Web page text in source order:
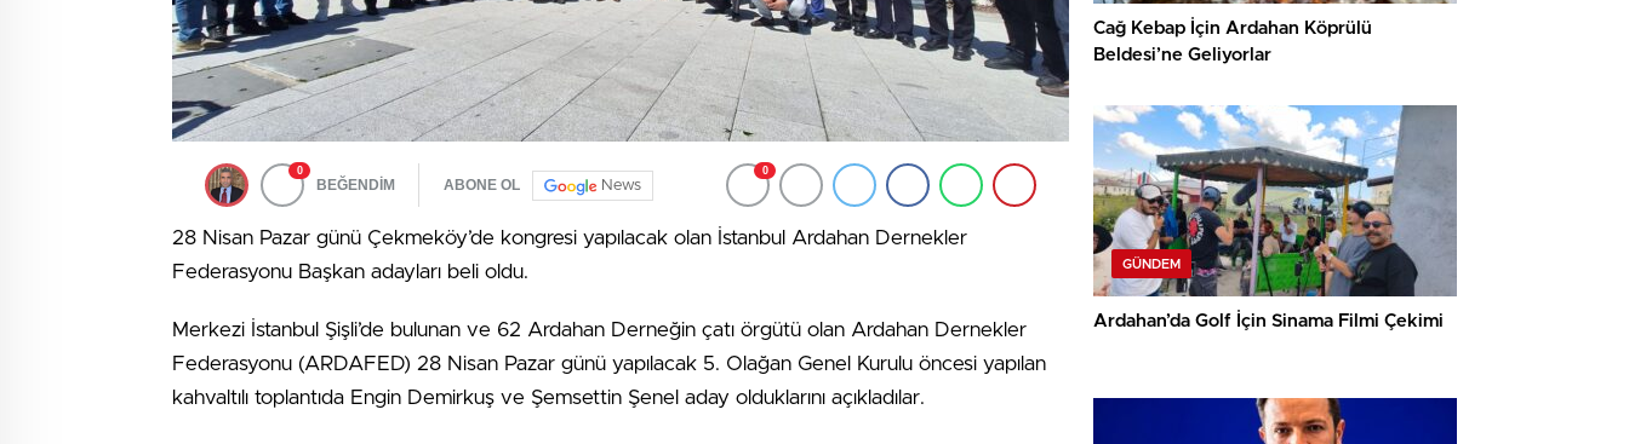
0
BEĞENDİM ABONE OL News
0
28 Nisan Pazar günü Çekmeköy’de kongresi yapılacak olan İstanbul Ardahan Dernekler
Federasyonu Başkan adayları beli oldu.
Merkezi İstanbul Şişli’de bulunan ve 62 Ardahan Derneğin çatı örgütü olan Ardahan Dernekler
Federasyonu (ARDAFED) 28 Nisan Pazar günü yapılacak 5. Olağan Genel Kurulu öncesi yapılan
kahvaltılı toplantıda Engin Demirkuş ve Şemsettin Şenel aday olduklarını açıkladılar.
Cağ Kebap İçin Ardahan Köprülü
Beldesi’ne Geliyorlar
GÜNDEM
Ardahan’da Golf İçin Sinama Filmi Çekimi